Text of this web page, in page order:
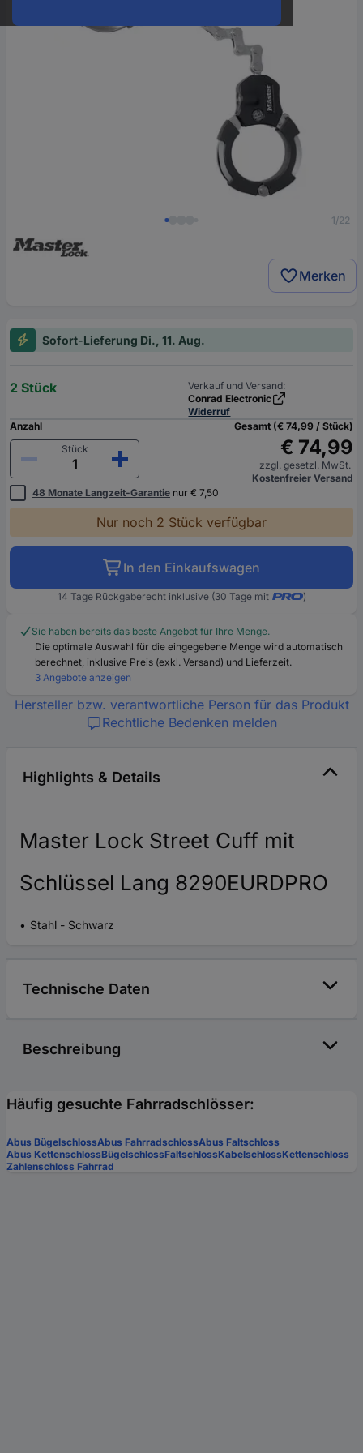
1/22
Merken
Sofort-Lieferung Di., 11. Aug.
2 Stück
Verkauf und Versand:
Conrad Electronic
Widerruf
Anzahl
Stück
Gesamt (€ 74,99 / Stück)
€ 74,99
zzgl. gesetzl. MwSt.
Kostenfreier Versand
48 Monate Langzeit-Garantie nur € 7,50
Nur noch 2 Stück verfügbar
In den Einkaufswagen
14 Tage Rückgaberecht inklusive (30 Tage mit )
Sie haben bereits das beste Angebot für Ihre Menge.
Die optimale Auswahl für die eingegebene Menge wird automatisch
berechnet, inklusive Preis (exkl. Versand) und Lieferzeit.
3 Angebote anzeigen
Hersteller bzw. verantwortliche Person für das Produkt
Rechtliche Bedenken melden
Highlights & Details
Master Lock Street Cuff mit
Schlüssel Lang 8290EURDPRO
Stahl - Schwarz
Technische Daten
Beschreibung
Häufig gesuchte Fahrradschlösser:
Abus BügelschlossAbus FahrradschlossAbus Faltschloss
Abus KettenschlossBügelschlossFaltschlossKabelschlossKettenschloss
Zahlenschloss Fahrrad